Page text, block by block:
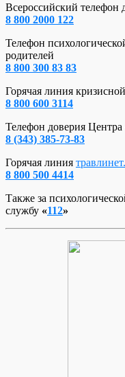
Всероссийский телефон
8 800 2000 122
Телефон
родителей
8 800 300 83 83
Горячая линия
8 800 600 3114
Телефон доверия
8 (343) 385-73-83
Горячая линия
8 800 500 4414
Также за
службу «112»